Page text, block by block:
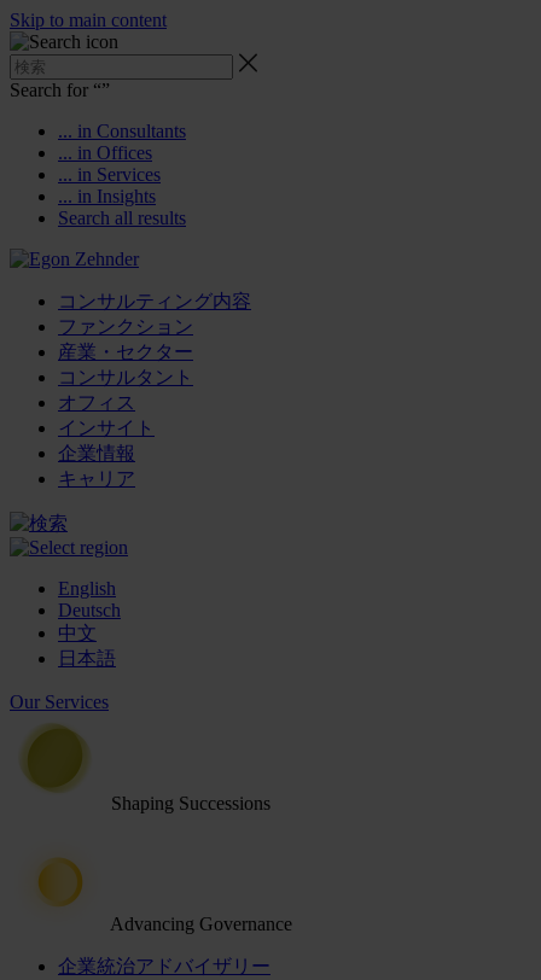
Skip to main content
Search for “”
... in Consultants
... in Offices
... in Services
... in Insights
Search all results
コンサルティング内容
ファンクション
産業・セクター
コンサルタント
オフィス
インサイト
企業情報
キャリア
English
Deutsch
中文
日本語
Our Services
Shaping Successions
Advancing Governance
企業統治アドバイザリー